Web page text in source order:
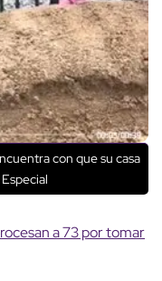
con que su casa
a 73 por tomar